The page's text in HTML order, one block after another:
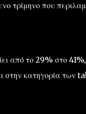
τρίμηνο που
από το 29% στο
στην κατηγορία των